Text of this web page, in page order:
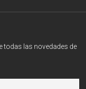
todas las novedades de